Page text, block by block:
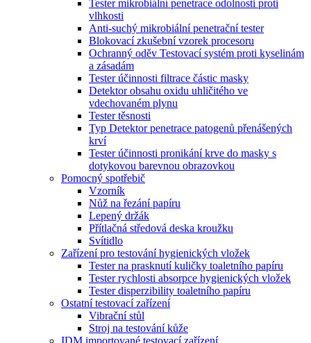
Tester mikrobiální penetrace odolnosti proti
vlhkosti
Anti-suchý mikrobiální penetrační tester
Blokovací zkušební vzorek procesoru
Ochranný oděv Testovací systém proti kyselinám
a zásadám
Tester účinnosti filtrace částic masky
Detektor obsahu oxidu uhličitého ve
vdechovaném plynu
Tester těsnosti
Typ Detektor penetrace patogenů přenášených
krví
Tester účinnosti pronikání krve do masky s
dotykovou barevnou obrazovkou
Pomocný spotřebič
Vzorník
Nůž na řezání papíru
Lepený držák
Přítlačná středová deska kroužku
Svítidlo
Zařízení pro testování hygienických vložek
Tester na prasknutí kuličky toaletního papíru
Tester rychlosti absorpce hygienických vložek
Tester disperzibility toaletního papíru
Ostatní testovací zařízení
Vibrační stůl
Stroj na testování kůže
IDM importované testovací zařízení